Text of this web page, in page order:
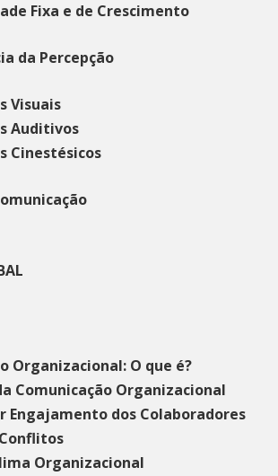
Fixa e de Crescimento
da Percepção
Visuais
Auditivos
Cinestésicos
Organizacional: O que é?
Comunicação Organizacional
Engajamento dos Colaboradores
Organizacional